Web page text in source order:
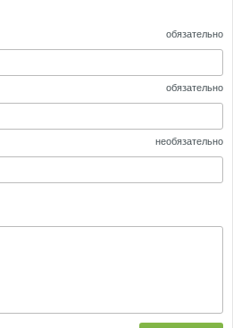
обязательно
обязательно
необязательно